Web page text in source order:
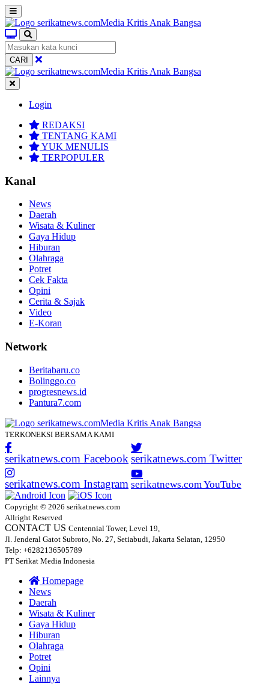
CARI
Login
REDAKSI
TENTANG KAMI
YUK MENULIS
TERPOPULER
Kanal
News
Daerah
Wisata & Kuliner
Gaya Hidup
Hiburan
Olahraga
Potret
Cek Fakta
Opini
Cerita & Sajak
Video
E-Koran
Network
Beritabaru.co
Bolinggo.co
progresnews.id
Pantura7.com
TERKONEKSI BERSAMA KAMI
serikatnews.com Facebook serikatnews.com Twitter
serikatnews.com Instagram serikatnews.com YouTube
Copyright © 2026 serikatnews.com
Allright Reserved
CONTACT US Centennial Tower, Level 19,
Jl. Jenderal Gatot Subroto, No. 27, Setiabudi, Jakarta Selatan, 12950
Telp: +6282136505789
PT Serikat Media Indonesia
Homepage
News
Daerah
Wisata & Kuliner
Gaya Hidup
Hiburan
Olahraga
Potret
Opini
Lainnya